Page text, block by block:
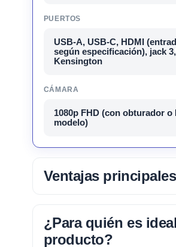
PUERTOS
USB-A, USB-C, HDMI
según especificación), jack
Kensington
CÁMARA
1080p FHD (con obturador o
modelo)
Ventajas principales
¿Para quién es
producto?